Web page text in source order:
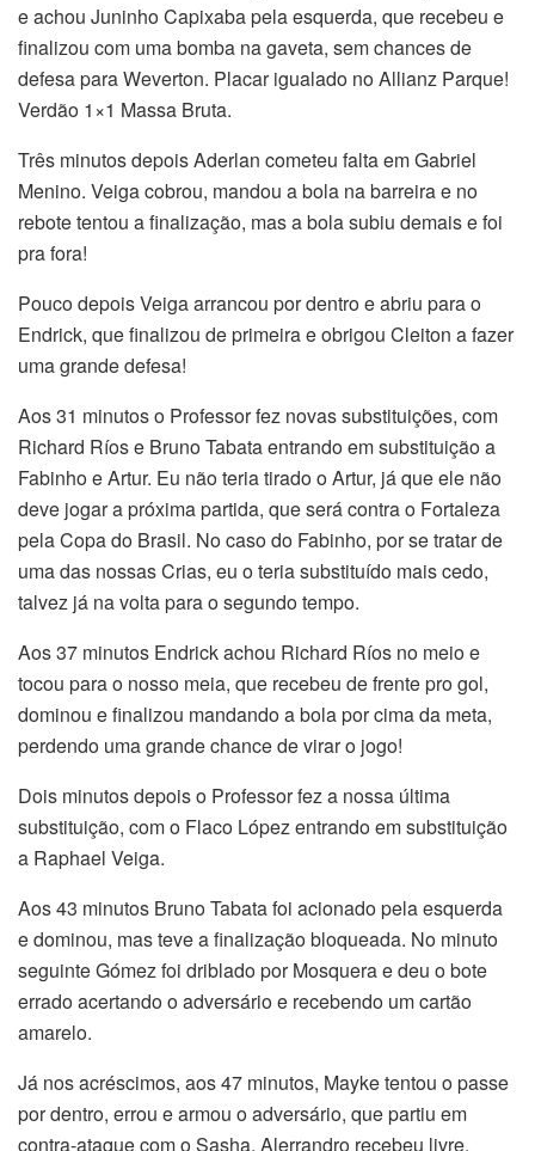
e achou Juninho Capixaba pela esquerda, que recebeu e
finalizou com uma bomba na gaveta, sem chances de
defesa para Weverton. Placar igualado no Allianz Parque!
Verdão 1×1 Massa Bruta.
Três minutos depois Aderlan cometeu falta em Gabriel
Menino. Veiga cobrou, mandou a bola na barreira e no
rebote tentou a finalização, mas a bola subiu demais e foi
pra fora!
Pouco depois Veiga arrancou por dentro e abriu para o
Endrick, que finalizou de primeira e obrigou Cleiton a fazer
uma grande defesa!
Aos 31 minutos o Professor fez novas substituições, com
Richard Ríos e Bruno Tabata entrando em substituição a
Fabinho e Artur. Eu não teria tirado o Artur, já que ele não
deve jogar a próxima partida, que será contra o Fortaleza
pela Copa do Brasil. No caso do Fabinho, por se tratar de
uma das nossas Crias, eu o teria substituído mais cedo,
talvez já na volta para o segundo tempo.
Aos 37 minutos Endrick achou Richard Ríos no meio e
tocou para o nosso meia, que recebeu de frente pro gol,
dominou e finalizou mandando a bola por cima da meta,
perdendo uma grande chance de virar o jogo!
Dois minutos depois o Professor fez a nossa última
substituição, com o Flaco López entrando em substituição
a Raphael Veiga.
Aos 43 minutos Bruno Tabata foi acionado pela esquerda
e dominou, mas teve a finalização bloqueada. No minuto
seguinte Gómez foi driblado por Mosquera e deu o bote
errado acertando o adversário e recebendo um cartão
amarelo.
Já nos acréscimos, aos 47 minutos, Mayke tentou o passe
por dentro, errou e armou o adversário, que partiu em
contra-ataque com o Sasha. Alerrandro recebeu livre,